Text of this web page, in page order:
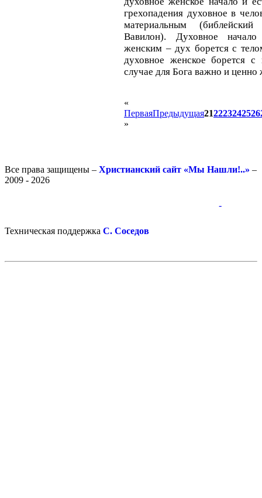
грехопадения духовное в
материальным
Вавилон). Духовное
женским – дух борется с
духовное женское борется
случае для Бога важно и ценно
«
ПерваяПредыдущая212223242526
»
Все права защищены – Христианский сайт «Мы Нашли!..» –
2009 - 2026
-
Техническая поддержка С. Соседов